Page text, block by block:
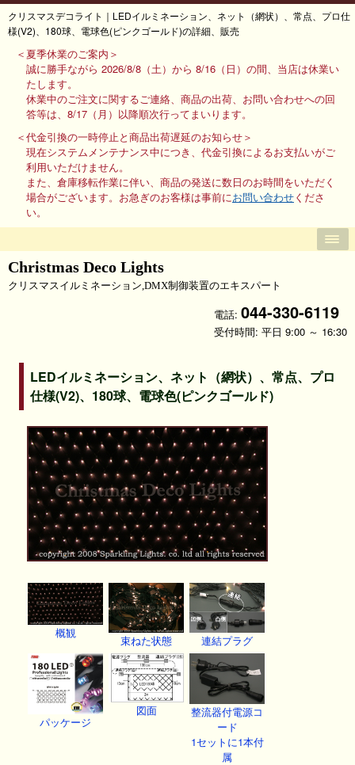
クリスマスデコライト｜LEDイルミネーション、ネット（網状）、常点、プロ仕
様(V2)、180球、電球色(ピンクゴールド)の詳細、販売
＜夏季休業のご案内＞
誠に勝手ながら 2026/8/8（土）から 8/16（日）の間、当店は休業い
たします。
休業中のご注文に関するご連絡、商品の出荷、お問い合わせへの回
答等は、8/17（月）以降順次行ってまいります。
＜代金引換の一時停止と商品出荷遅延のお知らせ＞
現在システムメンテナンス中につき、代金引換によるお支払いがご
利用いただけません。
また、倉庫移転作業に伴い、商品の発送に数日のお時間をいただく
場合がございます。お急ぎのお客様は事前にお問い合わせくださ
い。
Christmas Deco Lights
クリスマスイルミネーション,DMX制御装置のエキスパート
電話: 044-330-6119
受付時間: 平日 9:00 ～ 16:30
LEDイルミネーション、ネット（網状）、常点、プロ
仕様(V2)、180球、電球色(ピンクゴールド)
概観
束ねた状態 連結プラグ
パッケージ
図面
整流器付電源コ
ード
1セットに1本付
属